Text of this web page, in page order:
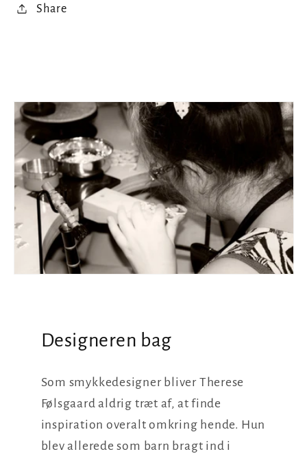
Share
Designeren bag
Som smykkedesigner bliver Therese
Følsgaard aldrig træt af, at finde
inspiration overalt omkring hende. Hun
blev allerede som barn bragt ind i